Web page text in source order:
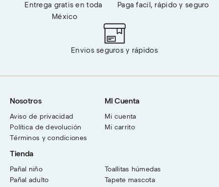
Entrega gratis en toda
México
Paga facil, rápido y seguro
Envios seguros y rápidos
Nosotros
Aviso de privacidad
Política de devolución
Términos y condiciones
MI Cuenta
Mi cuenta
Mi carrito
Tienda
Pañal niño
Pañal adulto
Toallitas húmedas
Tapete mascota